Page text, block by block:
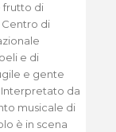
frutto di
di
e di
e gente
Interpretato da
musicale di
è in scena